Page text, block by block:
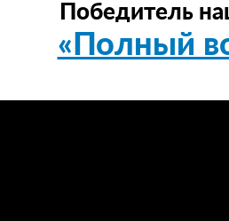
Победитель
«Полный